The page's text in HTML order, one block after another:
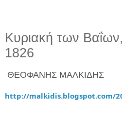
Κυριακή των
1826
ΘΕΟΦΑΝΗΣ ΜΑΛΚΙΔΗΣ
http://malkidis.blogspot.com/